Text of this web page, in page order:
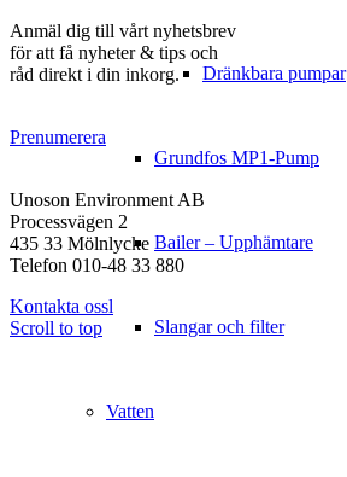
Dränkbara pumpar
Grundfos MP1-Pump
Bailer – Upphämtare
Slangar och filter
Vatten
Anmäl dig till vårt nyhetsbrev
för att få nyheter & tips och
råd direkt i din inkorg.
Prenumerera
Unoson Environment AB
Processvägen 2
435 33 Mölnlycke
Telefon 010-48 33 880
Kontakta ossl
Scroll to top